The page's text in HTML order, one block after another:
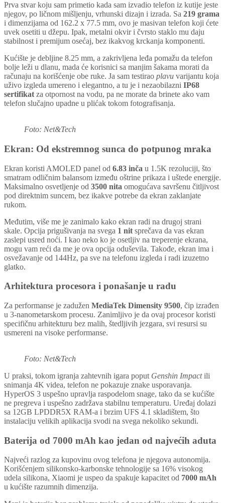
Prva stvar koju sam primetio kada sam izvadio telefon iz kutije jeste
njegov, po ličnom mišljenju, vrhunski dizajn i izrada. Sa 219 grama
i dimenzijama od 162.2 x 77.5 mm, ovo je masivan telefon koji ćete
uvek osetiti u džepu. Ipak, metalni okvir i čvrsto staklo mu daju
stabilnost i premijum osećaj, bez ikakvog krckanja komponenti.
Kućište je debljine 8.25 mm, a zakrivljena leđa pomažu da telefon
bolje leži u dlanu, mada će korisnici sa manjim šakama morati da
računaju na korišćenje obe ruke. Ja sam testirao plavu varijantu koja
uživo izgleda umereno i elegantno, a tu je i nezaobilazni IP68
sertifikat za otpornost na vodu, pa ne morate da brinete ako vam
telefon slučajno upadne u plićak tokom fotografisanja.
Foto: Net&Tech
Ekran: Od ekstremnog sunca do potpunog mraka
Ekran koristi AMOLED panel od 6.83 inča u 1.5K rezoluciji, što
smatram odličnim balansom između oštrine prikaza i uštede energije.
Maksimalno osvetljenje od 3500 nita omogućava savršenu čitljivost
pod direktnim suncem, bez ikakve potrebe da ekran zaklanjate
rukom.
Međutim, više me je zanimalo kako ekran radi na drugoj strani
skale. Opcija prigušivanja na svega 1 nit sprečava da vas ekran
zaslepi usred noći. I kao neko ko je osetljiv na treperenje ekrana,
mogu vam reći da me je ova opcija oduševila. Takođe, ekran ima i
osvežavanje od 144Hz, pa sve na telefonu izgleda i radi izuzetno
glatko.
Arhitektura procesora i ponašanje u radu
Za performanse je zadužen MediaTek Dimensity 9500, čip izrađen
u 3-nanometarskom procesu. Zanimljivo je da ovaj procesor koristi
specifičnu arhitekturu bez malih, štedljivih jezgara, svi resursi su
usmereni na visoke performanse.
Foto: Net&Tech
U praksi, tokom igranja zahtevnih igara poput Genshin Impactili
snimanja 4K videa, telefon ne pokazuje znake usporavanja.
HyperOS 3 uspešno upravlja raspodelom snage, tako da se kućište
ne pregreva i uspešno zadržava stabilnu temperaturu. Uređaj dolazi
sa 12GB LPDDR5X RAM-a i brzim UFS 4.1 skladištem, što
instalaciju velikih aplikacija svodi na svega nekoliko sekundi.
Baterija od 7000 mAh kao jedan od najvećih aduta
Najveći razlog za kupovinu ovog telefona je njegova autonomija.
Korišćenjem silikonsko-karbonske tehnologije sa 16% visokog
udela silikona, Xiaomi je uspeo da spakuje kapacitet od 7000 mAh
u kućište razumnih dimenzija.